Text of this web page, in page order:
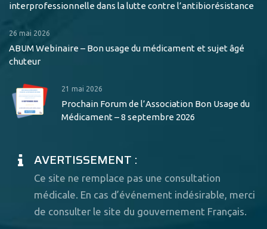
interprofessionnelle dans la lutte contre l’antibiorésistance
26 mai 2026
ABUM Webinaire – Bon usage du médicament et sujet âgé
chuteur
21 mai 2026
Prochain Forum de l’Association Bon Usage du
Médicament – 8 septembre 2026
AVERTISSEMENT :
Ce site ne remplace pas une consultation
médicale. En cas d’événement indésirable, merci
de consulter le site du gouvernement Français.